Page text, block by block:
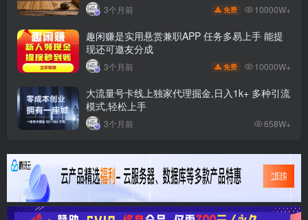
3个月前 免费 10000W+
趣闲赚是实用悬赏兼职APP 任务多易上手 能提
现还可邀友分成
3个月前 免费 10000W+
大流量号卡线上独家代理掘金,日入1k+ 多种引流
模式,轻松上手
3个月前 658W+